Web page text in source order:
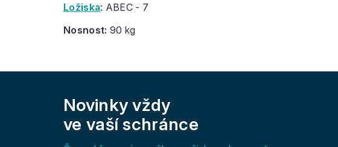
Ložiska: ABEC - 7
Nosnost: 90 kg
Novinky vždy
ve vaší schránce